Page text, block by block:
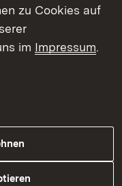
zu Cookies auf
im Impressum.